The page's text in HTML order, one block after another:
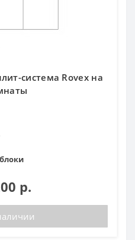
система Rovex на
р.